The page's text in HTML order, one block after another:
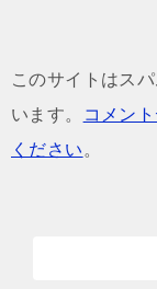
このサイトはス
います。
コメン
ください。